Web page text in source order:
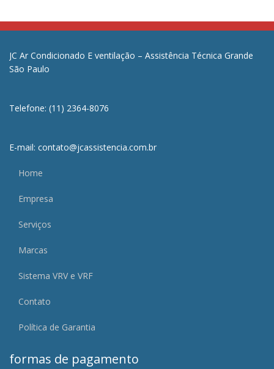
JC Ar Condicionado E ventilação – Assistência Técnica Grande
São Paulo
Telefone: (11) 2364-8076
E-mail: contato@jcassistencia.com.br
Home
Empresa
Serviços
Marcas
Sistema VRV e VRF
Contato
Política de Garantia
formas de pagamento